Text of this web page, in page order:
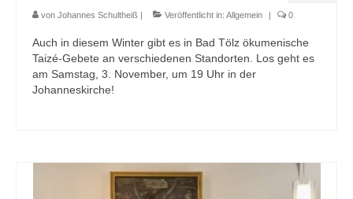
von Johannes Schultheiß Veröffentlicht in: Allgemein 0
Auch in diesem Winter gibt es in Bad Tölz ökumenische
Taizé-Gebete an verschiedenen Standorten. Los geht es
am Samstag, 3. November, um 19 Uhr in der
Johanneskirche!